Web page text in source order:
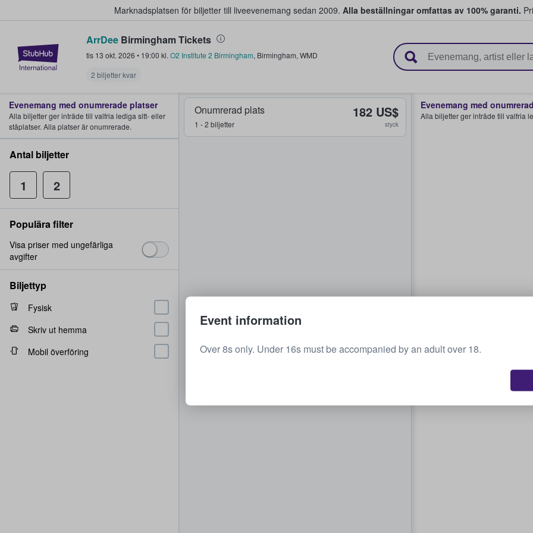
Marknadsplatsen för biljetter till liveevenemang sedan 2009. Alla beställningar omfattas av 100% garanti.
StubHub – där fans köper och säljer biljetter.
ArrDee Birmingham Tickets
tis 13 okt. 2026 • 19:00 kl. O2 Institute 2 Birmingham, Birmingham, WMD
2 biljetter kvar
Onumrerad plats
1 - 2 biljetter
182 US$
styck
Evenemang med
Alla biljetter ger inträde till valfria
Evenemang med onumrerade platser
Alla biljetter ger inträde till valfria lediga sitt- eller
ståplatser. Alla platser är onumrerade.
Antal biljetter
1 2
Populära filter
Visa priser med ungefärliga
avgifter
Biljettyp
Fysisk
Skriv ut hemma
Mobil överföring
Event information
Over 8s only. Under 16s must be accompanied by an adult over 18.